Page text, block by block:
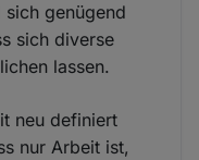
sich genügend
sich diverse
lassen.
neu definiert
nur Arbeit ist,